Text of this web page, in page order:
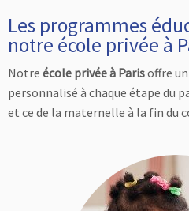
Les programmes
notre école privée à
Notre école privée à Parisoffre
personnalisé à chaque étape du
et ce de la maternelle à la fin du